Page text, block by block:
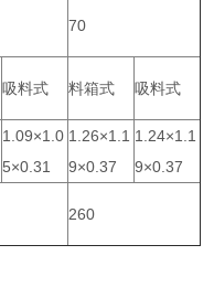
70
吸料式 料箱式 吸料式
1.09×1.0
5×0.31
1.26×1.1
9×0.37
1.24×1.1
9×0.37
260